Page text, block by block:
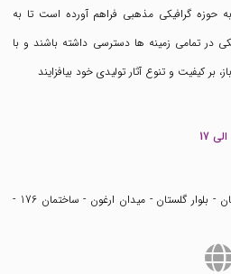
حوزه گرافیکی مذهبی فراهم آورده است تا به
در تمامی زمینه ها دسترسی داشته باشند و با
بر کیفیت و تنوع آثار تولیدی خود بیافزایند
تهران - شهر گلستان - بلوار گلستان - میدان ارغون - ساختمان 176 -